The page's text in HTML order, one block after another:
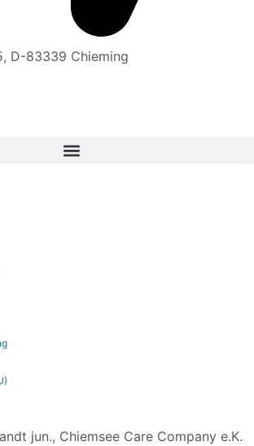
D-83339 Chieming
jun., Chiemsee Care Company e.K.